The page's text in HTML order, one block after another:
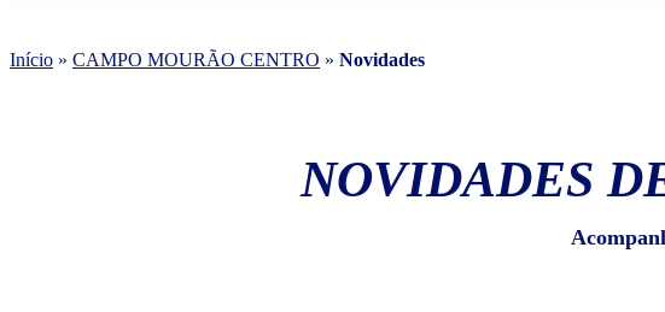
Início » CAMPO MOURÃO CENTRO » Novidades
NOVIDADES